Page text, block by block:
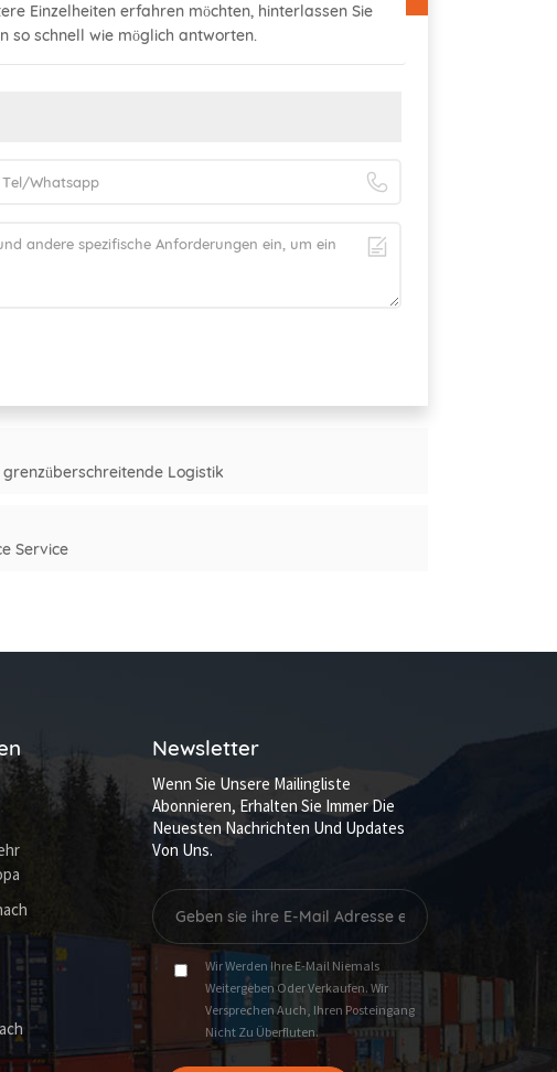
Einzelheiten erfahren möchten, hinterlassen Sie
so schnell wie möglich antworten.
Logistik
Service
Newsletter
Wenn Sie Unsere Mailingliste
Abonnieren, Erhalten Sie Immer Die
Neuesten Nachrichten Und Updates
Von Uns.
Wir Werden Ihre E-Mail Niemals
Weitergeben Oder Verkaufen. Wir
Versprechen Auch, Ihren Posteingang
Nicht Zu Überfluten.